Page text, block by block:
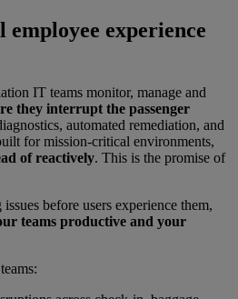
experience
IT teams monitor, manage and
they interrupt the passenger
automated remediation, and
for mission-critical environments,
of reactively. This is the promise of
before users experience them,
teams productive and your